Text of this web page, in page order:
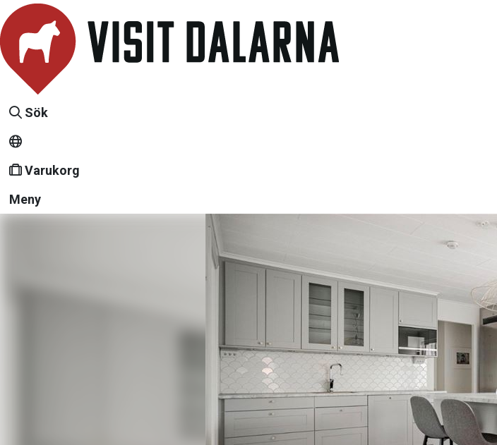
Sök
Varukorg
Meny